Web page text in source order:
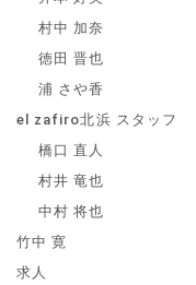
村中 加奈
徳田 晋也
浦 さや香
el zafiro北浜 スタッフ
橋口 直人
村井 竜也
中村 将也
竹中 寛
求人